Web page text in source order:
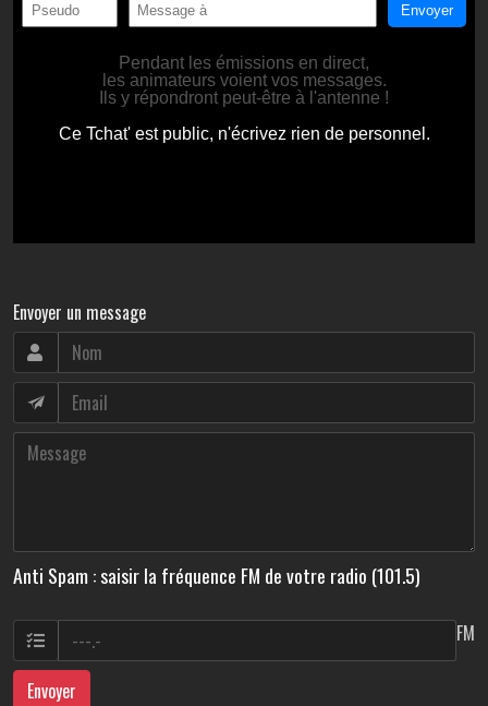
Envoyer un message
Anti Spam : saisir la fréquence FM de votre radio (101.5)
FM
Envoyer